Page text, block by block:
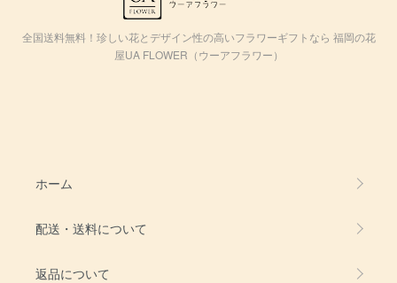
全国送料無料！珍しい花とデザイン性の高いフラワーギフトなら 福岡の花
屋UA FLOWER（ウーアフラワー）
ホーム
配送・送料について
返品について